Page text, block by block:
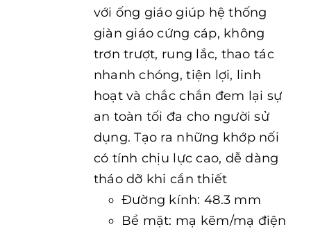
với ống giáo giúp hệ thống
giàn giáo cứng cáp, không
trơn trượt, rung lắc, thao tác
nhanh chóng, tiện lợi, linh
hoạt và chắc chắn đem lại sự
an toàn tối đa cho người sử
dụng. Tạo ra những khớp nối
có tính chịu lực cao, dễ dàng
tháo dỡ khi cần thiết
Đường kính: 48.3 mm
Bề mặt: mạ kẽm/mạ điện